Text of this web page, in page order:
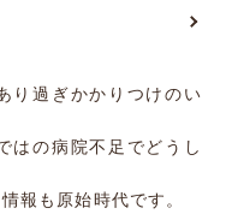
り過ぎかかりつけのい
はの病院不足でどうし
報も原始時代です。